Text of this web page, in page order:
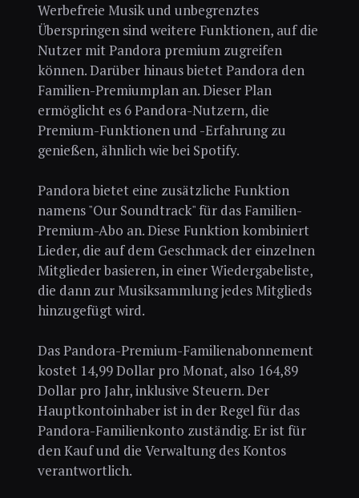
Werbefreie Musik und unbegrenztes
Überspringen sind weitere Funktionen, auf die
Nutzer mit Pandora premium zugreifen
können. Darüber hinaus bietet Pandora den
Familien-Premiumplan an. Dieser Plan
ermöglicht es 6 Pandora-Nutzern, die
Premium-Funktionen und -Erfahrung zu
genießen, ähnlich wie bei Spotify.
Pandora bietet eine zusätzliche Funktion
namens "Our Soundtrack" für das Familien-
Premium-Abo an. Diese Funktion kombiniert
Lieder, die auf dem Geschmack der einzelnen
Mitglieder basieren, in einer Wiedergabeliste,
die dann zur Musiksammlung jedes Mitglieds
hinzugefügt wird.
Das Pandora-Premium-Familienabonnement
kostet 14,99 Dollar pro Monat, also 164,89
Dollar pro Jahr, inklusive Steuern. Der
Hauptkontoinhaber ist in der Regel für das
Pandora-Familienkonto zuständig. Er ist für
den Kauf und die Verwaltung des Kontos
verantwortlich.